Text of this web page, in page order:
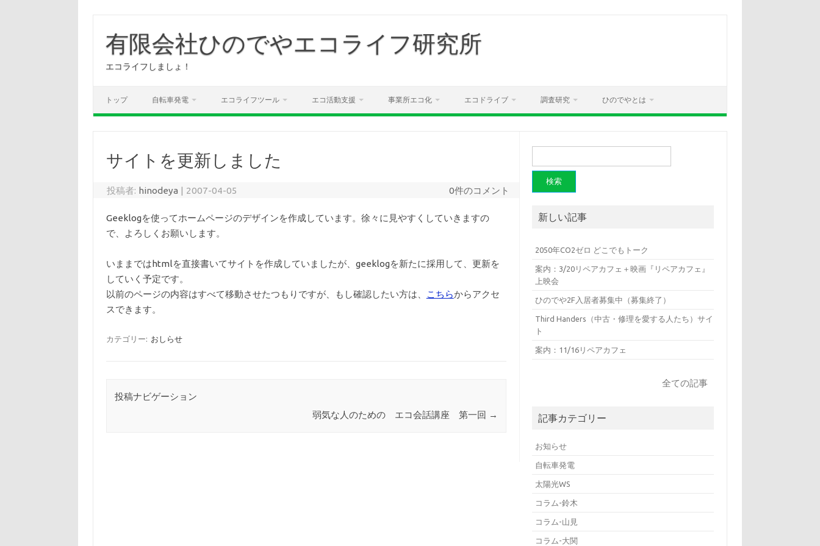
有限会社ひのでやエコライフ研究所
エコライフしましょ！
トップ 自転車発電 エコライフツール エコ活動支援 事業所エコ化 エコドライブ 調査研究 ひのでやとは
サイトを更新しました
投稿者: hinodeya | 2007-04-05 0件のコメント
Geeklogを使ってホームページのデザインを作成しています。徐々に見やすくしていきますの
で、よろしくお願いします。
いままではhtmlを直接書いてサイトを作成していましたが、geeklogを新たに採用して、更新を
していく予定です。
以前のページの内容はすべて移動させたつもりですが、もし確認したい方は、
こちらからアクセ
スできます。
カテゴリー: おしらせ
投稿ナビゲーション
弱気な人のための エコ会話講座 第一回 →
索:
新しい記事
2050年CO2ゼロ どこでもトーク
案内：3/20リペアカフェ＋映画『リペアカフェ』
上映会
ひのでや2F入居者募集中（募集終了）
Third Handers（中古・修理を愛する人たち）サイ
ト
案内：11/16リペアカフェ
全ての記事
記事カテゴリー
お知らせ
自転車発電
太陽光WS
コラム-鈴木
コラム-山見
コラム-大関